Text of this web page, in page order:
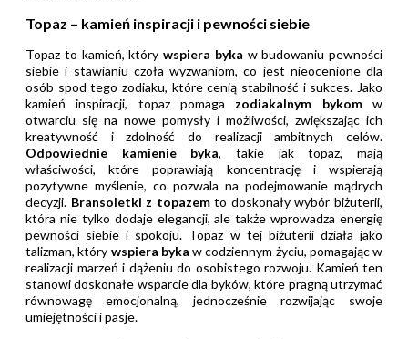
Topaz – kamień inspiracji i pewności siebie
Topaz to kamień, który wspiera byka w budowaniu pewności
siebie i stawianiu czoła wyzwaniom, co jest nieocenione dla
osób spod tego zodiaku, które cenią stabilność i sukces. Jako
kamień inspiracji, topaz pomaga zodiakalnym bykomw
otwarciu się na nowe pomysły i możliwości, zwiększając ich
kreatywność i zdolność do realizacji ambitnych celów.
Odpowiednie kamienie byka, takie jak topaz, mają
właściwości, które poprawiają koncentrację i wspierają
pozytywne myślenie, co pozwala na podejmowanie mądrych
decyzji. Bransoletki z topazemto doskonały wybór biżuterii,
która nie tylko dodaje elegancji, ale także wprowadza energię
pewności siebie i spokoju. Topaz w tej biżuterii działa jako
talizman, który wspiera byka w codziennym życiu, pomagając w
realizacji marzeń i dążeniu do osobistego rozwoju. Kamień ten
stanowi doskonałe wsparcie dla byków, które pragną utrzymać
równowagę emocjonalną, jednocześnie rozwijając swoje
umiejętności i pasje.